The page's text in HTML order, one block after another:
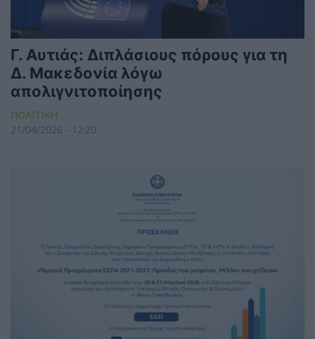
Γ. Αυτιάς: Διπλάσιους πόρους για τη
Δ. Μακεδονία λόγω
απολιγνιτοποίησης
ΠΟΛΙΤΙΚΗ
21/04/2026 - 12:20